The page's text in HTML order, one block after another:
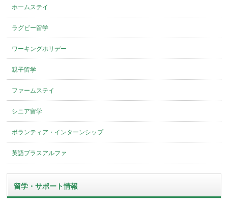
ホームステイ
ラグビー留学
ワーキングホリデー
親子留学
ファームステイ
シニア留学
ボランティア・インターンシップ
英語プラスアルファ
留学・サポート情報